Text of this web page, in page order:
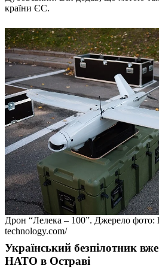
країни ЄС.
Дрон “Лелека – 100”. Джерело фото:
technology.com/
Український безпілотник
НАТО в Остраві